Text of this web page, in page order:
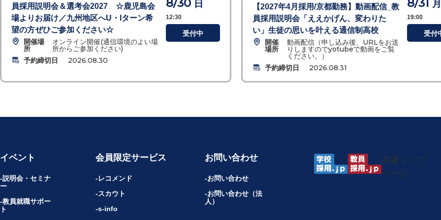
員採用説明会＆選考会2027 ☆鹿児島会
場よりお届け／九州地区へU・Iターン希
望の方ぜひご参加ください☆
開催場
所
オンライン開催(通信環境のよい場
所からご参加ください)
予約締切日
2026.08.30
8/30 日
12:30
受付中
【2027年4月採用/京都勤務】動画配信_教
員採用説明会「ええかげん、変わりた
い」生徒の思いを叶える通信制高校
開催
場所
動画配信（申し込み後、URLをお送
りしますのでyotubeで動画をご覧
ください。）
予約締切日
2026.08.31
8/31 月
19:00
受付
共通トップ
ページ
イベント
説明会・セミナ
ー
教員就職サポー
ト
会員限定サービス
レコメンド
スカウト
s-info
お問い合わせ
お問い合わせ
お問い合わせ（法
人）